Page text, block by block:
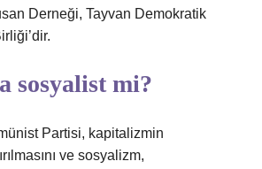
Derneği, Tayvan Demokratik
sosyalist mi?
Partisi, kapitalizmin
ve sosyalizm,